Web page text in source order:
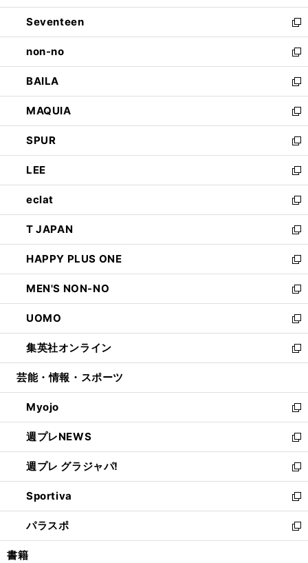
開
く
ウ
で
開
く
ン
ド
ウ
で
開
く
Seventeen
新
し
い
ウ
ィ
ン
ド
ウ
で
開
く
non-no
新
し
い
ウ
ィ
ン
ド
ウ
で
開
く
BAILA
新
し
い
ウ
ィ
ン
ド
ウ
で
開
く
MAQUIA
新
し
い
ウ
ィ
ン
ド
ウ
で
開
く
SPUR
新
し
い
ウ
ィ
ン
ド
ウ
で
開
く
LEE
新
し
い
ウ
ィ
ン
ド
ウ
で
開
く
eclat
新
し
い
ウ
ィ
ン
ド
ウ
で
開
く
T JAPAN
新
し
い
ウ
ィ
ン
ド
ウ
で
開
HAPPY PLUS ONE
新
し
い
ウ
ィ
ン
ド
ウ
開
く
MEN'S NON-NO
新
し
い
ウ
ィ
ン
ウ
で
開
く
UOMO
新
し
い
ウ
ン
ド
ウ
で
開
く
集英社オンライン
新
し
ウ
ィ
ン
ド
ウ
で
開
く
芸能・情報・スポーツ
Myojo
新
し
い
ウ
ィ
ン
ド
ウ
で
開
週プレNEWS
新
し
い
ウ
ィ
ン
ド
ウ
週プレ グラジャパ!
新
し
い
ウ
ィ
ン
Sportiva
新
し
い
ウ
パラスポ
新
し
書籍